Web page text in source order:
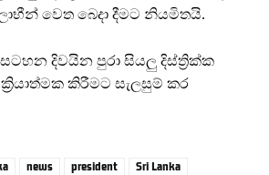
වෙත බෙදා දීමට නියමිතයි.
දිවයින පුරා සියලු දිස්ත්‍රික්ක
කිරීමට සැලසුම් කර
news president
Sri Lanka